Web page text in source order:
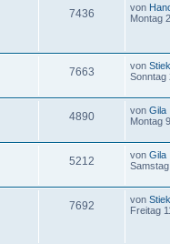
7436 von
Montag
7663 von
Sonntag
4890 von Gila
Montag
5212 von Gila
7692 von
Freitag